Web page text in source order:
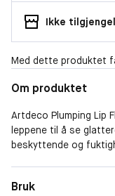
Ikke
Med dette produktet
Om produktet
Artdeco Plumping Lip
leppene til å se
beskyttende og
"wet-look" finish og
Bruk